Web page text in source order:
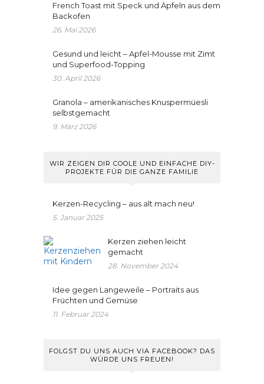
French Toast mit Speck und Äpfeln aus dem
Backofen
26. Mai 2026
Gesund und leicht – Apfel-Mousse mit Zimt
und Superfood-Topping
30. April 2026
Granola – amerikanisches Knuspermüesli
selbstgemacht
9. März 2026
WIR ZEIGEN DIR COOLE UND EINFACHE DIY-
PROJEKTE FÜR DIE GANZE FAMILIE
Kerzen-Recycling – aus alt mach neu!
5. Januar 2025
Kerzen ziehen leicht
gemacht
28. November 2024
Idee gegen Langeweile – Portraits aus
Früchten und Gemüse
11. Februar 2024
FOLGST DU UNS AUCH VIA FACEBOOK? DAS
WÜRDE UNS FREUEN!